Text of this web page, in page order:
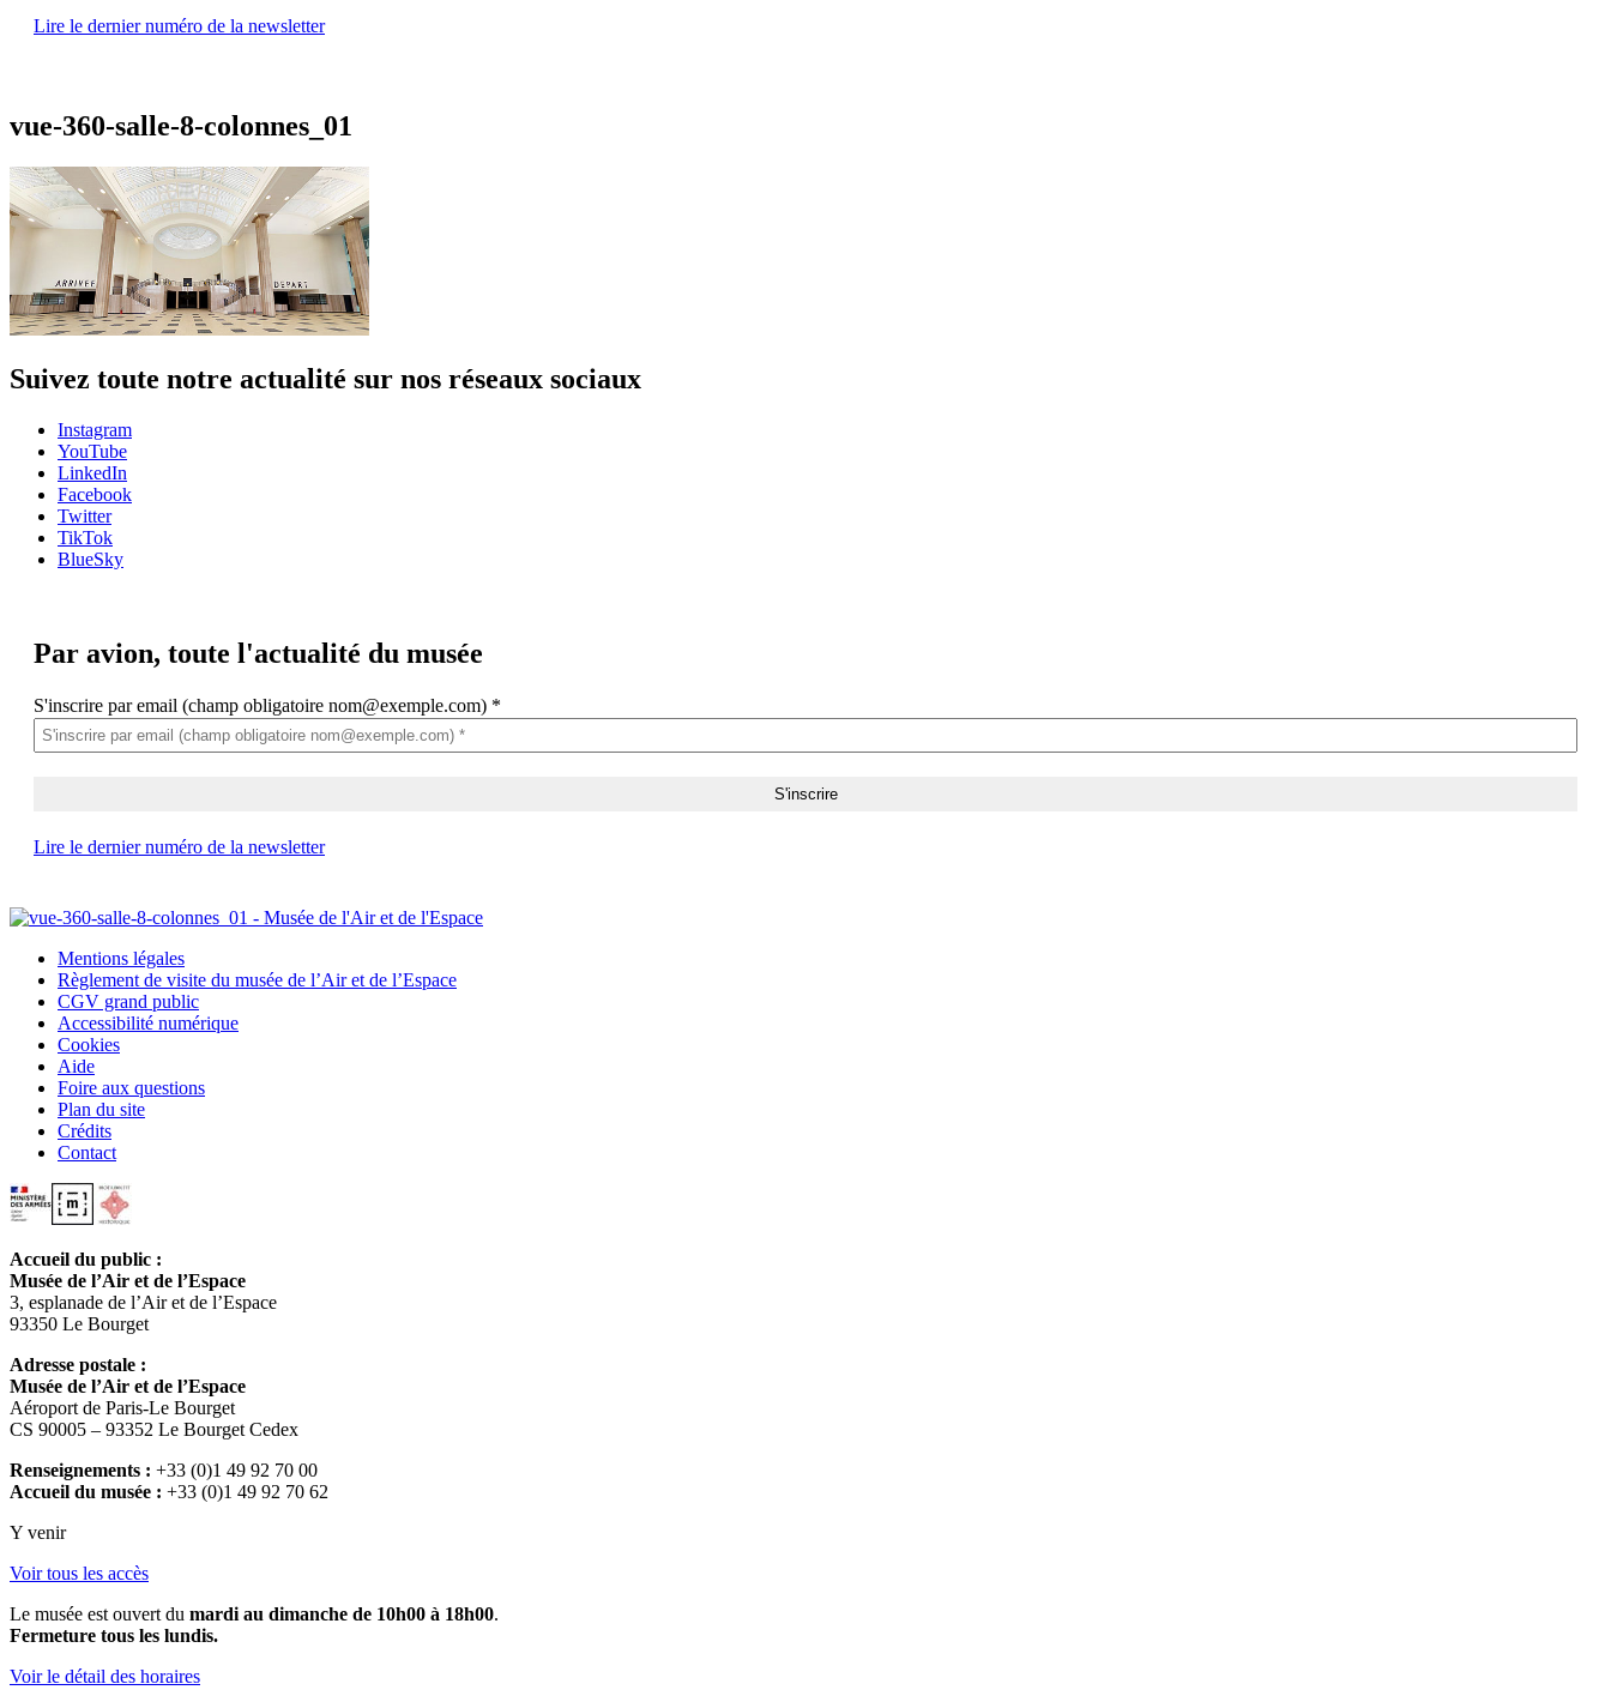
Lire le dernier numéro de la newsletter
vue-360-salle-8-colonnes_01
Suivez toute notre actualité sur nos réseaux sociaux
Instagram
YouTube
LinkedIn
Facebook
Twitter
TikTok
BlueSky
Par avion, toute l'actualité du musée
S'inscrire par email (champ obligatoire nom@exemple.com) *
Lire le dernier numéro de la newsletter
Mentions légales
Règlement de visite du musée de l’Air et de l’Espace
CGV grand public
Accessibilité numérique
Cookies
Aide
Foire aux questions
Plan du site
Crédits
Contact
Accueil du public :
Musée de l’Air et de l’Espace
3, esplanade de l’Air et de l’Espace
93350 Le Bourget
Adresse postale :
Musée de l’Air et de l’Espace
Aéroport de Paris-Le Bourget
CS 90005 – 93352 Le Bourget Cedex
Renseignements : +33 (0)1 49 92 70 00
Accueil du musée : +33 (0)1 49 92 70 62
Y venir
Voir tous les accès
Le musée est ouvert du mardi au dimanche de 10h00 à 18h00.
Fermeture tous les lundis.
Voir le détail des horaires